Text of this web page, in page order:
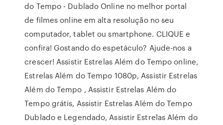
do Tempo - Dublado Online no melhor portal
de filmes online em alta resolução no seu
computador, tablet ou smartphone. CLIQUE e
confira! Gostando do espetáculo? Ajude-nos a
crescer! Assistir Estrelas Além do Tempo online,
Estrelas Além do Tempo 1080p, Assistir Estrelas
Além do Tempo , Assistir Estrelas Além do
Tempo grátis, Assistir Estrelas Além do Tempo
Dublado e Legendado, Assistir Estrelas Além do